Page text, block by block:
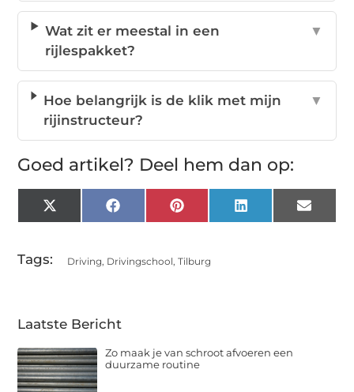
Wat zit er meestal in een
rijlespakket?
▼
Hoe belangrijk is de klik met mijn
rijinstructeur?
▼
Goed artikel? Deel hem dan op:
X
(Twitter)
FacebookPinterestLinkedInEmail
Tags: Driving, Drivingschool,Tilburg
Laatste Bericht
Zo maak je van schroot afvoeren een
duurzame routine